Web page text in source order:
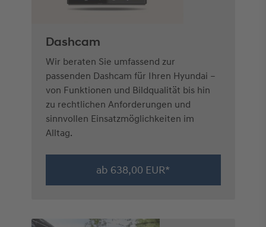
Dashcam
Wir beraten Sie umfassend zur
passenden Dashcam für Ihren Hyundai –
von Funktionen und Bildqualität bis hin
zu rechtlichen Anforderungen und
sinnvollen Einsatzmöglichkeiten im
Alltag.
ab 638,00 EUR*